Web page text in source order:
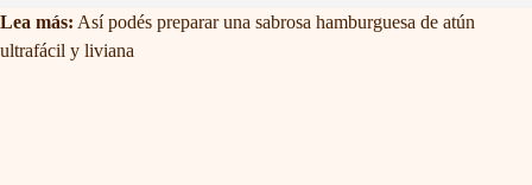
Lea más: Así podés preparar una sabrosa hamburguesa de atún
ultrafácil y liviana